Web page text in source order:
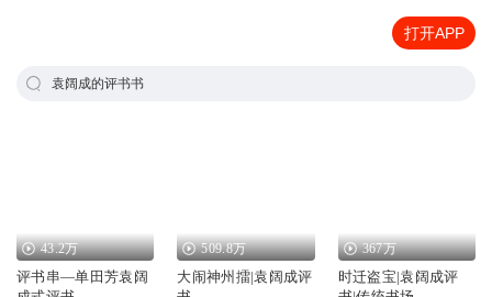
打开APP
袁阔成的评书书
43.2万
评书串—单田芳袁阔
509.8万
大闹神州擂|袁阔成评
367万
时迁盗宝|袁阔成评